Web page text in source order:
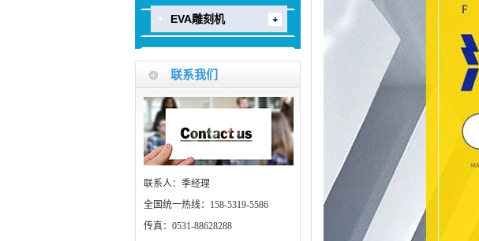
EVA雕刻机
联系我们
联系人：季经理
全国统一热线：158-5319-5586
传真：0531-88628288